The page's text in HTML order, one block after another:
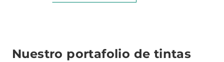
Nuestro portafolio de tintas